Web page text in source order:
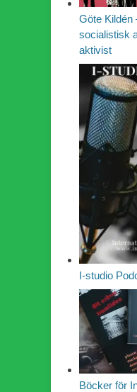
Göte Kildén
socialistisk
aktivist
I-studio
Böcker för